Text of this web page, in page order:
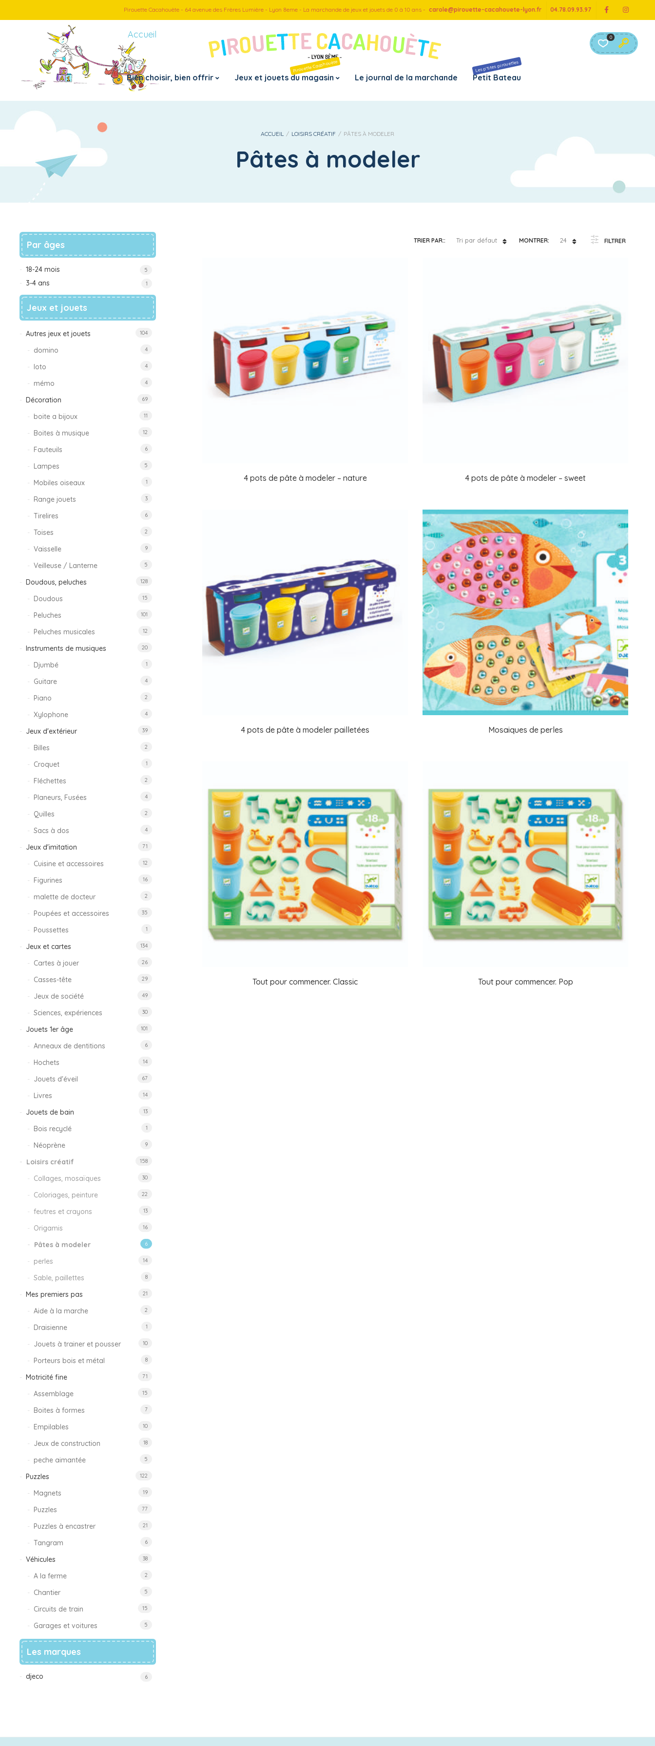
Pirouette Cacahouète - 64 avenue des Frères Lumière - Lyon 8eme - La marchande de jeux et jouets de 0 à 10 ans - carole@pirouette-cacahouete-lyon.fr 04.78.09.93.97
Accueil 0
Bien choisir, bien offrir Jeux et jouets du magasin
Pirouette Cacahouète
Petite enfance
– Doudous, peluches
– Instruments de musiques
– Jouets de bain
– Motricité fine
– De 5 à 6 ans
– B toys
– Brio
– Moulin Roty
– Souza
– Trousselier
– Vilac
Le journal de la marchande Petit Bateau
Les p'tites pirouettes
ACCUEIL / LOISIRS CRÉATIF / PÂTES À MODELER
Pâtes à modeler
FILTRER
MONTRER: 24
TRIER PAR:: Tri par défaut
4 pots de pâte à modeler – nature 4 pots de pâte à modeler – sweet
4 pots de pâte à modeler pailletées Mosaiques de perles
Tout pour commencer. Classic Tout pour commencer. Pop
Par âges
18-24 mois 5
3-4 ans 1
Jeux et jouets
Autres jeux et jouets 104
domino 4
loto 4
mémo 4
Décoration 69
boite a bijoux 11
Boites à musique 12
Fauteuils 6
Lampes 5
Mobiles oiseaux 1
Range jouets 3
Tirelires 6
Toises 2
Vaisselle 9
Veilleuse / Lanterne 5
Doudous, peluches 128
Doudous 15
Peluches 101
Peluches musicales 12
Instruments de musiques 20
Djumbé 1
Guitare 4
Piano 2
Xylophone 4
Jeux d'extérieur 39
Billes 2
Croquet 1
Fléchettes 2
Planeurs, Fusées 4
Quilles 2
Sacs à dos 4
Jeux d'imitation 71
Cuisine et accessoires 12
Figurines 16
malette de docteur 2
Poupées et accessoires 35
Poussettes 1
Jeux et cartes 134
Cartes à jouer 26
Casses-tête 29
Jeux de société 49
Sciences, expériences 30
Jouets 1er âge 101
Anneaux de dentitions 6
Hochets 14
Jouets d'éveil 67
Livres 14
Jouets de bain 13
Bois recyclé 1
Néoprène 9
Loisirs créatif 158
Collages, mosaïques 30
Coloriages, peinture 22
feutres et crayons 13
Origamis 16
Pâtes à modeler 6
perles 14
Sable, paillettes 8
Mes premiers pas 21
Aide à la marche 2
Draisienne 1
Jouets à trainer et pousser 10
Porteurs bois et métal 8
Motricité fine 71
Assemblage 15
Boites à formes 7
Empilables 10
Jeux de construction 18
peche aimantée 5
Puzzles 122
Magnets 19
Puzzles 77
Puzzles à encastrer 21
Tangram 6
Véhicules 38
A la ferme 2
Chantier 5
Circuits de train 15
Garages et voitures 5
Les marques
djeco 6